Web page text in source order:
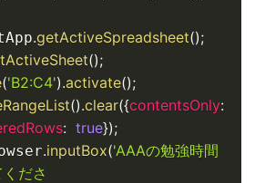
.getActiveSpreadsheet();
();
('B2:C4').activate();
().clear({contentsOnly:
: true});
.inputBox('AAAの勉強時間
ださ